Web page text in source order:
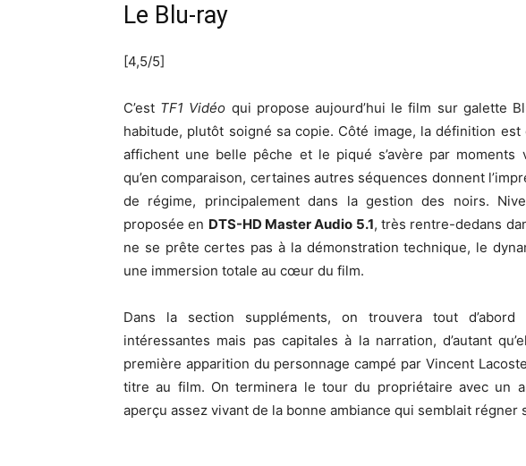
Le Blu-ray
[4,5/5]
C’est TF1 Vidéo qui propose aujourd’hui le film sur galette
habitude, plutôt soigné sa copie. Côté image, la définition est
affichent une belle pêche et le piqué s’avère par moments
qu’en comparaison, certaines autres séquences donnent
de régime, principalement dans la gestion des noirs.
proposée en DTS-HD Master Audio 5.1, très rentre-dedans
ne se prête certes pas à la démonstration technique, le
une immersion totale au cœur du film.
Dans la section suppléments, on trouvera tout
intéressantes mais pas capitales à la narration, d’autant
première apparition du personnage campé par Vincent
titre au film. On terminera le tour du propriétaire avec un
aperçu assez vivant de la bonne ambiance qui semblait régner